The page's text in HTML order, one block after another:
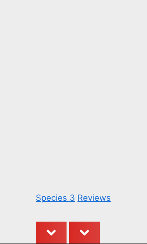
Species 3 Reviews
prev next